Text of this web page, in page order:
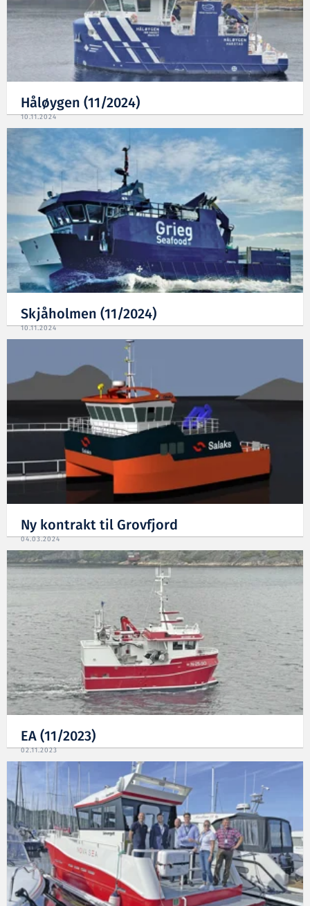
Håløygen (11/2024)
10.11.2024
Skjåholmen (11/2024)
10.11.2024
Ny kontrakt til Grovfjord
04.03.2024
EA (11/2023)
02.11.2023